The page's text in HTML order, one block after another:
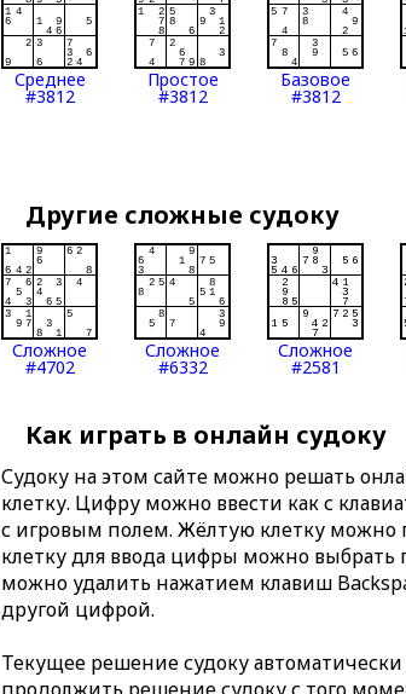
Среднее
#3812
Простое
#3812
Базовое
#3812
Другие сложные судоку
Сложное
#4702
Сложное
#6332
Сложное
#2581
Как играть в онлайн судоку
Судоку на этом сайте можно решать
клетку. Цифру можно ввести как с
с игровым полем. Жёлтую клетку
клетку для ввода цифры можно
можно удалить нажатием клавиш
другой цифрой.
Текущее решение судоку